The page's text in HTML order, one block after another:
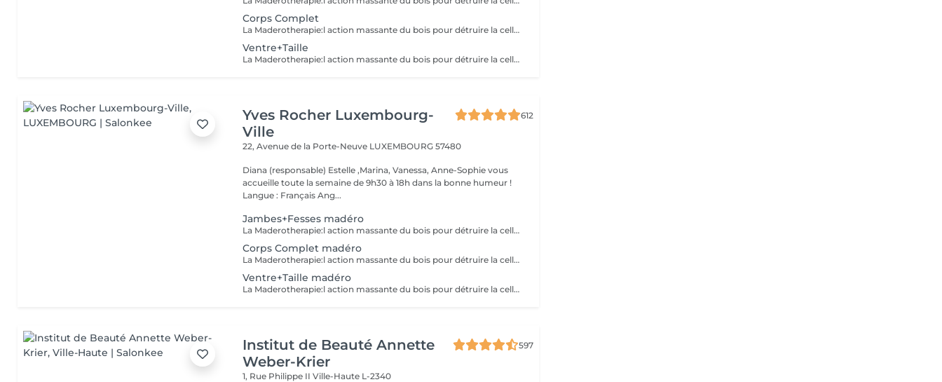
Corps Complet
La Maderotherapie:l action massante du bois pour détruire la cellulite. *Active la circulation sanguine et lymphatique *Réduit les tensions musculaires. *Raffermie et tonifie la peau.
Ventre+Taille
La Maderotherapie:l action massante du bois pour détruire la cellulite. *Active la circulation sanguine et lymphatique *Réduit les tensions musculaires. *Raffermie et tonifie la peau.
Yves Rocher Luxembourg-
Ville
612
22, Avenue de la Porte-Neuve LUXEMBOURG 57480
Diana (responsable) Estelle ,Marina, Vanessa, Anne-Sophie vous
accueille toute la semaine de 9h30 à 18h dans la bonne humeur !
Langue : Français Ang...
Jambes+Fesses madéro
La Maderotherapie:l action massante du bois pour détruire la cellulite. *Active la circulation sanguine et lymphatique *Réduit les tensions musculaires. *Raffermie et tonifie la peau.
Corps Complet madéro
La Maderotherapie:l action massante du bois pour détruire la cellulite. *Active la circulation sanguine et lymphatique *Réduit les tensions musculaires. *Raffermie et tonifie la peau.
Ventre+Taille madéro
La Maderotherapie:l action massante du bois pour détruire la cellulite. *Active la circulation sanguine et lymphatique *Réduit les tensions musculaires. *Raffermie et tonifie la peau.
Institut de Beauté Annette
Weber-Krier
597
1, Rue Philippe IIVille-Haute L-2340